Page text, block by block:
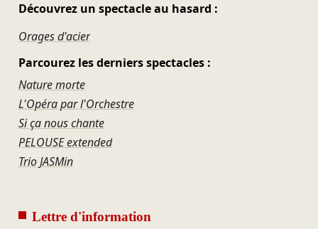
Découvrez un spectacle au hasard :
Orages d'acier
Parcourez les derniers spectacles :
Nature morte
L'Opéra par l'Orchestre
Si ça nous chante
PELOUSE extended
Trio JASMin
Lettre d'information